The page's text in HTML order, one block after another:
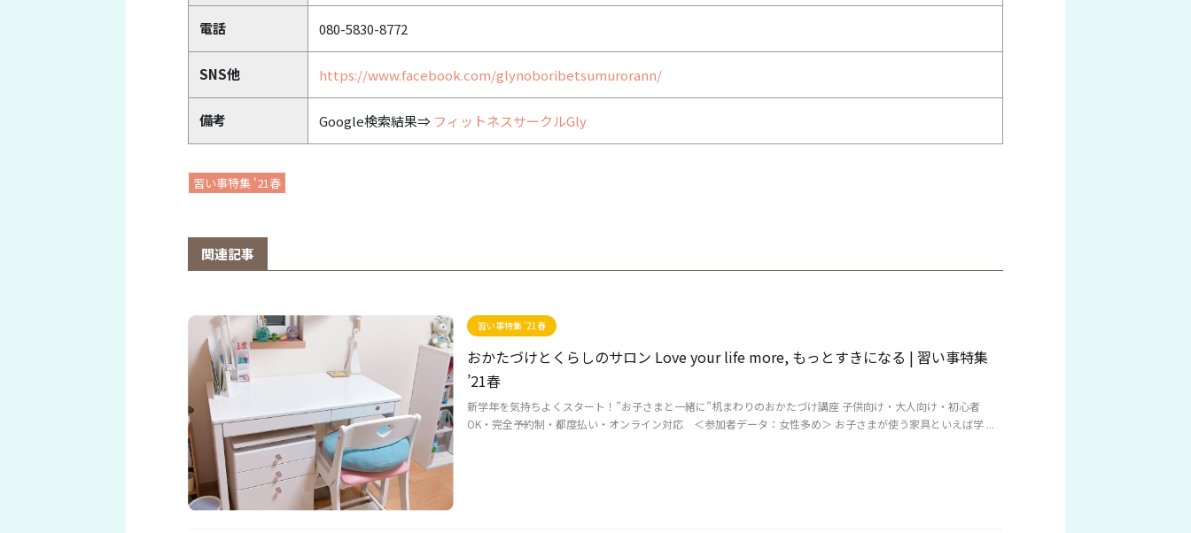
電話 080-5830-8772
SNS他 https://www.facebook.com/glynoboribetsumurorann/
備考 Google検索結果⇒ フィットネスサークルGly
習い事特集 '21春
関連記事
習い事特集 '21春
おかたづけとくらしのサロン Love your life more, もっとすきになる | 習い事特集
’21春
新学年を気持ちよくスタート！”お子さまと一緒に”机まわりのおかたづけ講座 子供向け・大人向け・初心者
OK・完全予約制・都度払い・オンライン対応 ＜参加者データ：女性多め＞ お子さまが使う家具といえば学 ...